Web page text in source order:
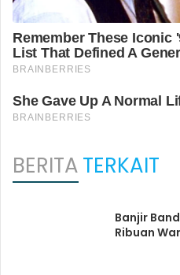
BERITATERKAIT
Banjir
Ribuan